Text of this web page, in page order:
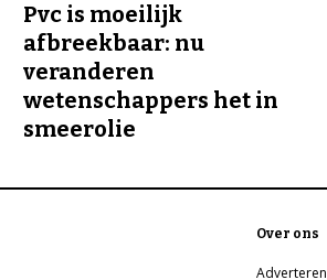
Pvc is moeilijk
afbreekbaar: nu
veranderen
wetenschappers het in
smeerolie
Over ons
Adverteren